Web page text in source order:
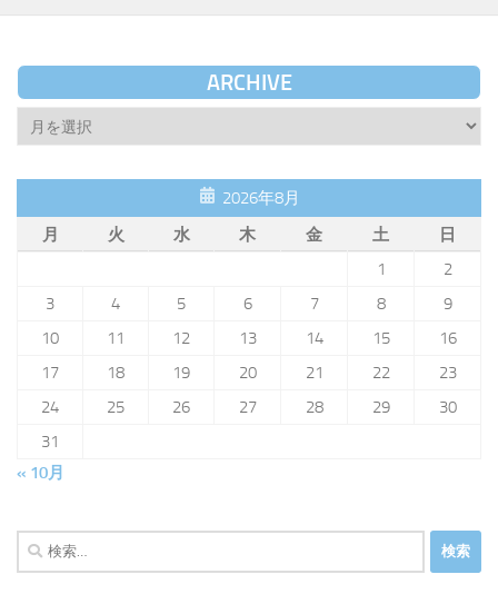
ARCHIVE
Archive
2026年8月
月
火 水 木 金 土
日
1
2
3
4 5 6 7 8
9
10
11 12 13 14 15
16
17
18 19 20 21 22
23
24
25 26 27 28 29
30
31
« 10月
検
索: